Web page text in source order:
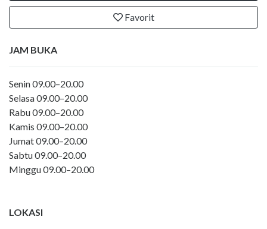
Favorit
JAM BUKA
Senin 09.00–20.00
Selasa 09.00–20.00
Rabu 09.00–20.00
Kamis 09.00–20.00
Jumat 09.00–20.00
Sabtu 09.00–20.00
Minggu 09.00–20.00
LOKASI